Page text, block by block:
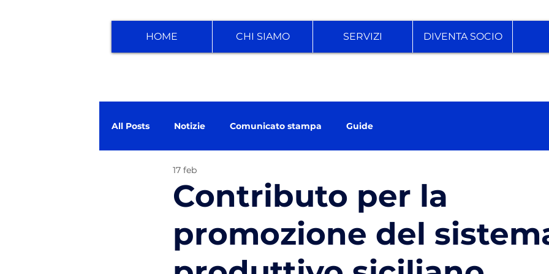
HOME CHI SIAMO SERVIZI DIVENTA SOCIO
All Posts Notizie Comunicato stampa Guide
Contributo per la
promozione del
17 feb